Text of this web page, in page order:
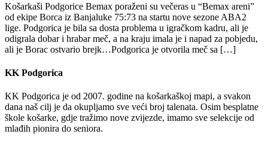
Košarkaši Podgorice Bemax poraženi su večeras u “Bemax areni”
od ekipe Borca iz Banjaluke 75:73 na startu nove sezone ABA2
lige. Podgorica je bila sa dosta problema u igračkom kadru, ali je
odigrala dobar i hrabar meč, a na kraju imala je i napad za pobjedu,
ali je Borac ostvario brejk…Podgorica je otvorila meč sa […]
KK Podgorica
KK Podgorica je od 2007. godine na košarkaškoj mapi, a svakon
dana naš cilj je da okupljamo sve veći broj talenata. Osim besplatne
škole košarke, gdje tražimo nove zvijezde, imamo sve selekcije od
mlađih pionira do seniora.